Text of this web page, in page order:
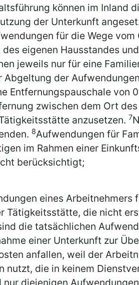
können im Inland
der Unterkunft
für die Wege vom
eigenen Hausstandes
jeweils nur für eine
Abgeltung der
Entfernungspauschale von
zwischen dem Ort
anzusetzen. 7
8Aufwendungen für
im Rahmen einer
berücksichtigt;
eines Arbeitnehmers
Tätigkeitsstätte, die nicht
die tatsächlichen
einer Unterkunft zur
anfallen, weil der
nutzt, die in keinem
diejenigen